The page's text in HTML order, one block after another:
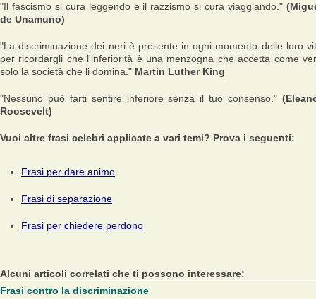
"Il fascismo si cura leggendo e il razzismo si cura viaggiando."
de Unamuno)
"La discriminazione dei neri è presente in ogni momento delle loro
per ricordargli che l'inferiorità è una menzogna che accetta come
solo la società che li domina." Martin Luther King
"Nessuno può farti sentire inferiore senza il tuo consenso."
Roosevelt)
Vuoi altre frasi celebri applicate a vari temi? Prova i seguenti:
Frasi per dare animo
Frasi di separazione
Frasi per chiedere perdono
Alcuni articoli correlati che ti possono interessare:
Frasi contro la discriminazione